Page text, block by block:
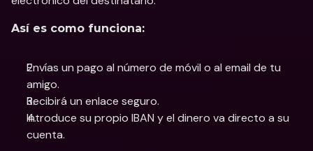
Así es como funciona:
Envías un pago al número de móvil o al email de tu
amigo.
Recibirá un enlace seguro.
Introduce su propio IBAN y el dinero va directo a su
cuenta.